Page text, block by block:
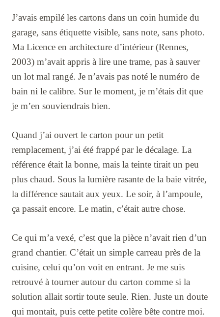
J’avais empilé les cartons dans un coin humide du
garage, sans étiquette visible, sans note, sans photo.
Ma Licence en architecture d’intérieur (Rennes,
2003) m’avait appris à lire une trame, pas à sauver
un lot mal rangé. Je n’avais pas noté le numéro de
bain ni le calibre. Sur le moment, je m’étais dit que
je m’en souviendrais bien.
Quand j’ai ouvert le carton pour un petit
remplacement, j’ai été frappé par le décalage. La
référence était la bonne, mais la teinte tirait un peu
plus chaud. Sous la lumière rasante de la baie vitrée,
la différence sautait aux yeux. Le soir, à l’ampoule,
ça passait encore. Le matin, c’était autre chose.
Ce qui m’a vexé, c’est que la pièce n’avait rien d’un
grand chantier. C’était un simple carreau près de la
cuisine, celui qu’on voit en entrant. Je me suis
retrouvé à tourner autour du carton comme si la
solution allait sortir toute seule. Rien. Juste un doute
qui montait, puis cette petite colère bête contre moi.